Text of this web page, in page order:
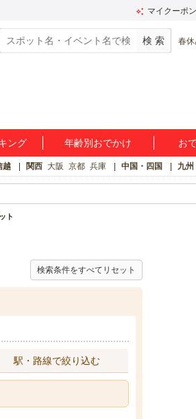
マイクーポン
春休
ング 年齢別おでかけ お
越 関西 大阪 京都 兵庫 中国・四国 九州
ト
検索条件をすべてリセット
駅・路線で絞り込む